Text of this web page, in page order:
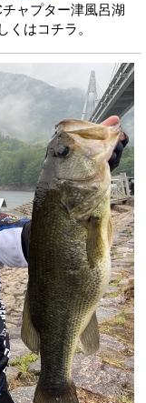
ャプター津風呂湖
くはコチラ。